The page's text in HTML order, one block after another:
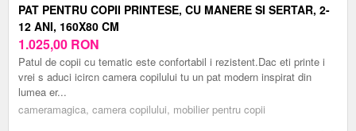
PAT PENTRU COPII PRINTESE, CU MANERE SI SERTAR, 2-
12 ANI, 160X80 CM
1.025,00 RON
Patul de copii cu tematic este confortabil i rezistent.Dac eti printe i
vrei s aduci icircn camera copilului tu un pat modern inspirat din
lumea er...
cameramagica, camera copilului, mobilier pentru copii